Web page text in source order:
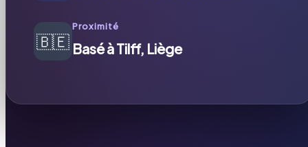
🇧🇪
Proximité
Basé à Tilff, Liège